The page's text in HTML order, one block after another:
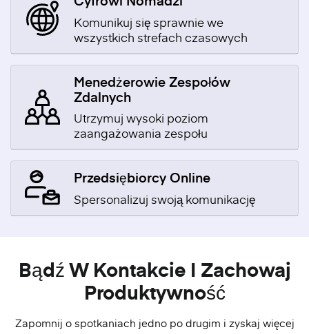
Komunikuj się sprawnie we
wszystkich strefach czasowych
Menedżerowie Zespołów
Zdalnych
Utrzymuj wysoki poziom
zaangażowania zespołu
Przedsiębiorcy Online
Spersonalizuj swoją komunikację
Bądź W Kontakcie I Zachowaj
Produktywność
Zapomnij o spotkaniach jedno po drugim i zyskaj więcej